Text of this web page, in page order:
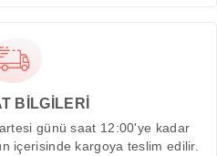
BİLGİLERİ
günü saat 12:00'ye kadar
içerisinde kargoya teslim edilir.